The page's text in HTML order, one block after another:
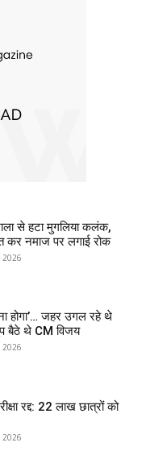
से हटा मुगलिया कलंक,
कर नमाज पर लगाई रोक
2026
होगा’… जहर उगल रहे थे
बैठे थे CM विजय
2026
रद्द: 22 लाख छात्रों को
2026